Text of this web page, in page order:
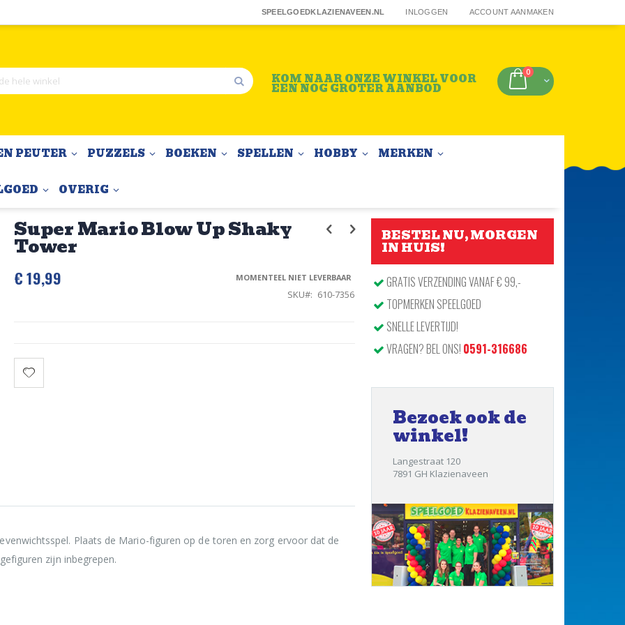
SPEELGOEDKLAZIENAVEEN.NL INLOGGEN ACCOUNT AANMAKEN
Winkelwagen
0producten
KOM NAAR ONZE WINKEL VOOR
EEN NOG GROTER AANBOD
PEUTER PUZZELS BOEKEN SPELLEN HOBBY MERKEN
OVERIG
Super Mario Blow Up Shaky
Tower
€ 19,99 MOMENTEEL NIET LEVERBAAR
SKU 610-7356
Plaats de Mario-figuren op de toren en zorg ervoor dat de
zijn inbegrepen.
BESTEL NU, MORGEN
IN HUIS!
GRATIS VERZENDING VANAF € 99,-
TOPMERKEN SPEELGOED
SNELLE LEVERTIJD!
VRAGEN? BEL ONS! 0591-316686
Bezoek ook de
winkel!
Langestraat 120
7891 GH Klazienaveen